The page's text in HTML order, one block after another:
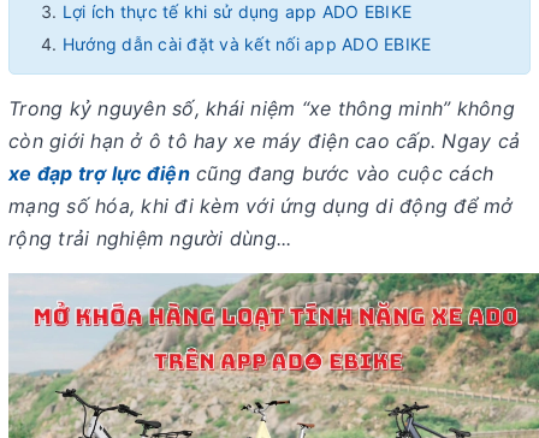
Lợi ích thực tế khi sử dụng app ADO EBIKE
Hướng dẫn cài đặt và kết nối app ADO EBIKE
So sánh app ADO EBIKE với ứng dụng khác
Trải nghiệm thực tế từ người dùng
Tương lai phát triển của app ADO EBIKE
Vì sao nên chọn xe ADO kèm app ADO EBIKE?
Khi hành trình trở nên thông minh hơn
Trong kỷ nguyên số, khái niệm “xe thông minh” không
còn giới hạn ở ô tô hay xe máy điện cao cấp. Ngay cả
xe đạp trợ lực điệncũng đang bước vào cuộc cách
mạng số hóa, khi đi kèm với ứng dụng di động để mở
rộng trải nghiệm người dùng...